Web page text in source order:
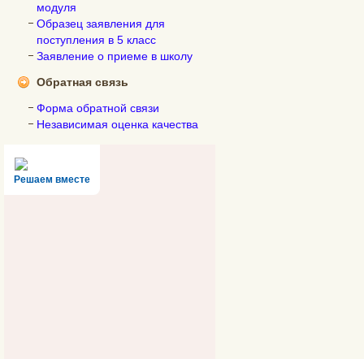
модуля
Образец заявления для
поступления в 5 класс
Заявление о приеме в школу
Обратная связь
Форма обратной связи
Независимая оценка качества
Решаем вместе